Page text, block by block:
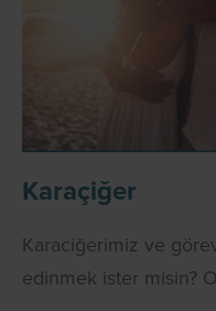
Karaçiğer
Karaciğerimiz ve
edinmek ister misin?